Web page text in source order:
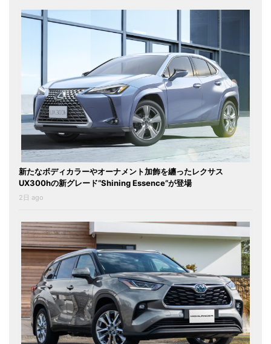
新たなボディカラーやオーナメント加飾を纏ったレクサス
UX300hの新グレード“Shining Essence”が登場
2日 ago